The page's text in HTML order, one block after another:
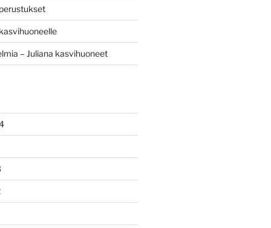
– Juliana kasvihuoneet